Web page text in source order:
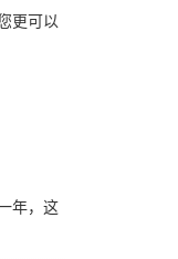
更可以
年，这